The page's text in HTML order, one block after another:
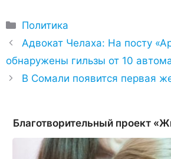
Рубрики
Политика
Адвокат Челаха: На посту
обнаружены гильзы от 10
В Сомали появится первая
Благотворительный проект